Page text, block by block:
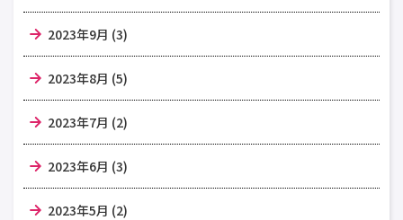
2023年9月 (3)
2023年8月 (5)
2023年7月 (2)
2023年6月 (3)
2023年5月 (2)